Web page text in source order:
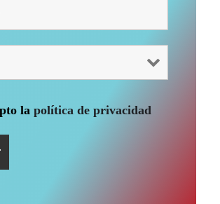
lapolítica de privacidad